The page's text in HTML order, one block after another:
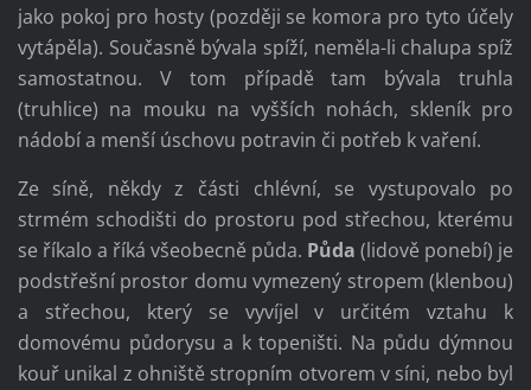
jako pokoj pro hosty (později se komora pro tyto účely
vytápěla). Současně bývala spíží, neměla-li chalupa spíž
samostatnou. V tom případě tam bývala truhla
(truhlice) na mouku na vyšších nohách, skleník pro
nádobí a menší úschovu potravin či potřeb k vaření.
Ze síně, někdy z části chlévní, se vystupovalo po
strmém schodišti do prostoru pod střechou, kterému
se říkalo a říká všeobecně půda. Půda (lidově ponebí) je
podstřešní prostor domu vymezený stropem (klenbou)
a střechou, který se vyvíjel v určitém vztahu k
domovému půdorysu a k topeništi. Na půdu dýmnou
kouř unikal z ohniště stropním otvorem v síni, nebo byl